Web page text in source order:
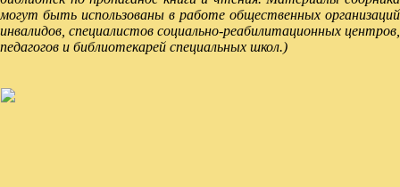
могут быть использованы в работе общественных организаций
инвалидов, специалистов социально-реабилитационных центров,
педагогов и библиотекарей специальных школ.)